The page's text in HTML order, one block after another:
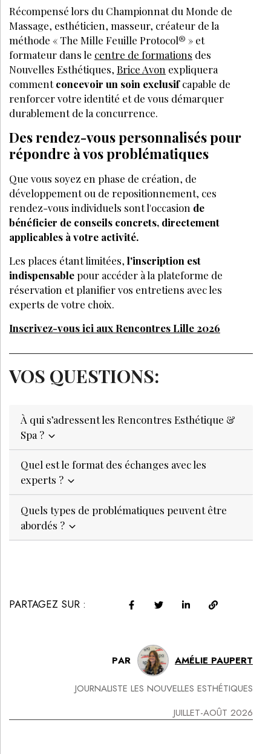
Récompensé lors du Championnat du Monde de
Massage, esthéticien, masseur, créateur de la
méthode « The Mille Feuille Protocol®️ » et
formateur dans le centre de formations des
Nouvelles Esthétiques, Brice Avon expliquera
commentconcevoir un soin exclusifcapable de
renforcer votre identité et de vous démarquer
durablement de la concurrence.
Des rendez-vous personnalisés pour
répondre à vos problématiques
Que vous soyez en phase de création, de
développement ou de repositionnement, ces
rendez-vous individuels sont l'occasion de
bénéficier de conseils concrets, directement
applicables à votre activité.
Les places étant limitées, l'inscription est
indispensable pour accéder à la plateforme de
réservation et planifier vos entretiens avec les
experts de votre choix.
Inscrivez-vous ici aux Rencontres Lille 2026
VOS QUESTIONS:
À qui s’adressent les Rencontres Esthétique &
Spa ?
Quel est le format des échanges avec les
experts ?
Quels types de problématiques peuvent être
abordés ?
PARTAGEZ SUR :
PAR AMÉLIE PAUPERT
JOURNALISTE LES NOUVELLES ESTHÉTIQUES
JUILLET-AOÛT 2026